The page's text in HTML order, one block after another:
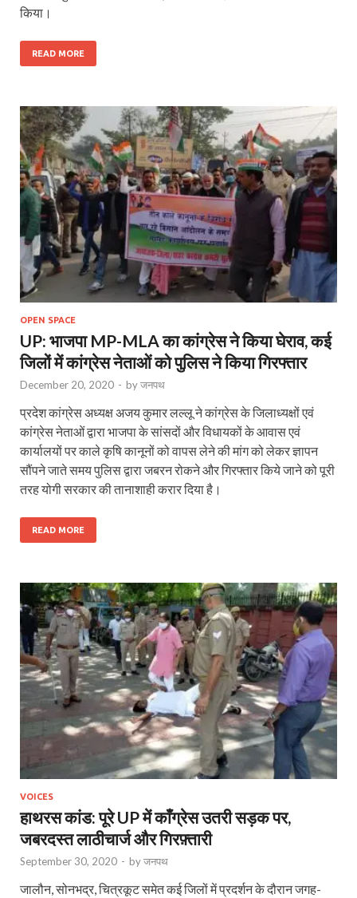
किया।
READ MORE
OPEN SPACE
UP: भाजपा MP-MLA का कांग्रेस ने किया घेराव, कई
जिलों में कांग्रेस नेताओं को पुलिस ने किया गिरफ्तार
December 20, 2020 - byजनपथ
प्रदेश कांग्रेस अध्यक्ष अजय कुमार लल्लू ने कांग्रेस के जिलाध्यक्षों एवं
कांग्रेस नेताओं द्वारा भाजपा के सांसदों और विधायकों के आवास एवं
कार्यालयों पर काले कृषि कानूनों को वापस लेने की मांग को लेकर ज्ञापन
सौंपने जाते समय पुलिस द्वारा जबरन रोकने और गिरफ्तार किये जाने को पूरी
तरह योगी सरकार की तानाशाही करार दिया है।
READ MORE
VOICES
हाथरस कांड: पूरे UP में काँग्रेस उतरी सड़क पर,
जबरदस्त लाठीचार्ज और गिरफ़्तारी
September 30, 2020 - byजनपथ
जालौन, सोनभद्र, चित्रकूट समेत कई जिलों में प्रदर्शन के दौरान जगह-